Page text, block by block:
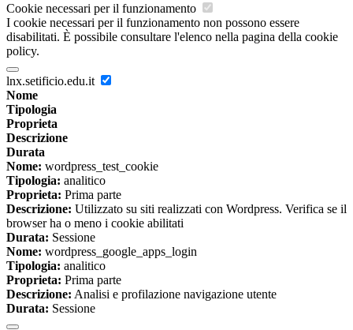
Cookie necessari per il funzionamento
I cookie necessari per il funzionamento non possono essere
disabilitati. È possibile consultare l'elenco nella pagina della cookie
policy.
lnx.setificio.edu.it
Nome
Tipologia
Proprieta
Descrizione
Durata
Nome: wordpress_test_cookie
Tipologia: analitico
Proprieta: Prima parte
Descrizione: Utilizzato su siti realizzati con Wordpress. Verifica se il
browser ha o meno i cookie abilitati
Durata: Sessione
Nome: wordpress_google_apps_login
Tipologia: analitico
Proprieta: Prima parte
Descrizione: Analisi e profilazione navigazione utente
Durata: Sessione